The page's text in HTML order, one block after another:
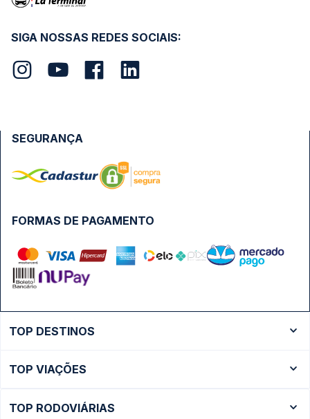
SIGA NOSSAS REDES SOCIAIS:
FORMAS DE PAGAMENTO
SEGURANÇA
TOP DESTINOS
Ônibus São Paulo
TOP VIAÇÕES
TOP RODOVIÁRIAS